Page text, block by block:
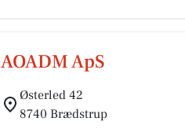
AOADM ApS
Østerled 42
8740 Brædstrup